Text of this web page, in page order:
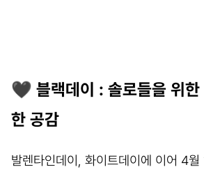
🖤 블랙데이 : 솔로들을 위한
한 공감
발렌타인데이, 화이트데이에 이어 4